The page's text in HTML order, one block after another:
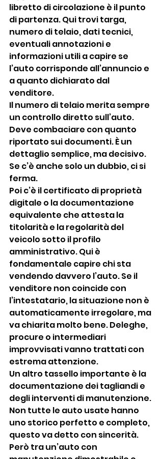
libretto di circolazione è il punto
di partenza. Qui trovi targa,
numero di telaio, dati tecnici,
eventuali annotazioni e
informazioni utili a capire se
l’auto corrisponde all’annuncio e
a quanto dichiarato dal
venditore.
Il numero di telaio merita sempre
un controllo diretto sull’auto.
Deve combaciare con quanto
riportato sui documenti. È un
dettaglio semplice, ma decisivo.
Se c’è anche solo un dubbio, ci si
ferma.
Poi c’è il certificato di proprietà
digitale o la documentazione
equivalente che attesta la
titolarità e la regolarità del
veicolo sotto il profilo
amministrativo. Qui è
fondamentale capire chi sta
vendendo davvero l’auto. Se il
venditore non coincide con
l’intestatario, la situazione non è
automaticamente irregolare, ma
va chiarita molto bene. Deleghe,
procure o intermediari
improvvisati vanno trattati con
estrema attenzione.
Un altro tassello importante è la
documentazione dei tagliandi e
degli interventi di manutenzione.
Non tutte le auto usate hanno
uno storico perfetto e completo,
questo va detto con sincerità.
Però tra un’auto con